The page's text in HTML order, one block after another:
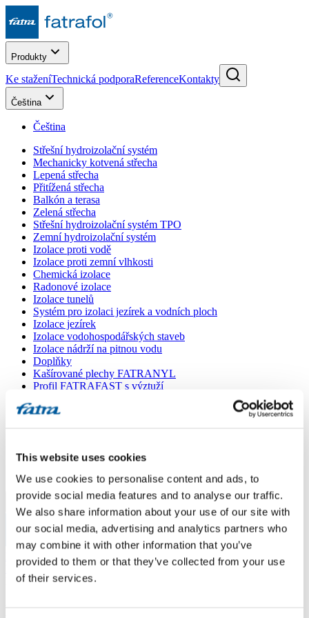
This website uses cookies
We use cookies to personalise content and ads, to
provide social media features and to analyse our traffic.
We also share information about your use of our site with
our social media, advertising and analytics partners who
may combine it with other information that you’ve
provided to them or that they’ve collected from your use
of their services.
Produkty
Ke staženíTechnická podporaReferenceKontakty
Čeština
Čeština
Střešní hydroizolační systém
Mechanicky kotvená střecha
Lepená střecha
Přitížená střecha
Balkón a terasa
Zelená střecha
Střešní hydroizolační systém TPO
Zemní hydroizolační systém
Izolace proti vodě
Izolace proti zemní vlhkosti
Chemická izolace
Radonové izolace
Izolace tunelů
Systém pro izolaci jezírek a vodních ploch
Izolace jezírek
Izolace vodohospodářských staveb
Izolace nádrží na pitnou vodu
Doplňky
Kašírované plechy FATRANYL
Profil FATRAFAST s výztuží
Dlaždice FATRAFOL WALK 600
Ostatní doplňky
VŠECHNY PRODUKTY
Menu
Menu
Poradna/
Dotaz 529